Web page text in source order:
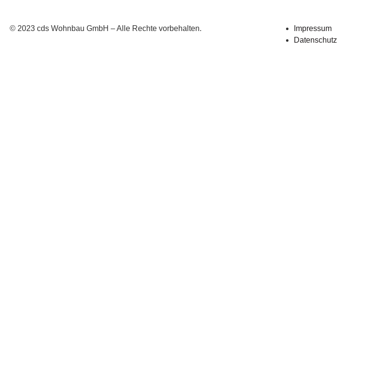
© 2023 cds Wohnbau GmbH – Alle Rechte vorbehalten.
Impressum
Datenschutz